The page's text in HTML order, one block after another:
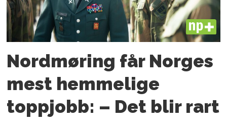
PLUS
Nordmøring får Norges
mest hemmelige
toppjobb: – Det blir rart